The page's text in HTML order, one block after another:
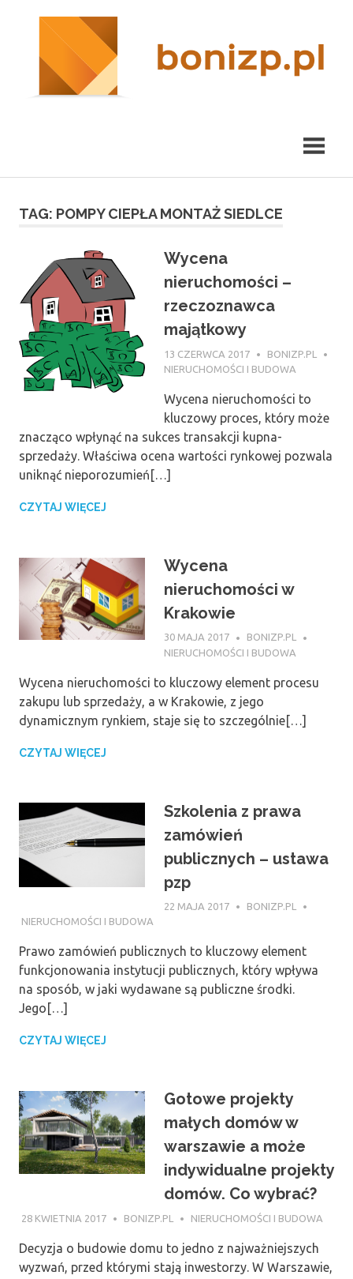
nieruchomości
Kraków
TAG: POMPY CIEPŁA MONTAŻ SIEDLCE
Wycena
nieruchomości –
rzeczoznawca
majątkowy
13 CZERWCA 2017
BONIZP.PL
NIERUCHOMOŚCI I BUDOWA
Wycena nieruchomości to
kluczowy proces, który może
znacząco wpłynąć na sukces transakcji kupna-
sprzedaży. Właściwa ocena wartości rynkowej pozwala
uniknąć nieporozumień[…]
CZYTAJ WIĘCEJ
Wycena
nieruchomości w
Krakowie
30 MAJA 2017
BONIZP.PL
NIERUCHOMOŚCI I BUDOWA
Wycena nieruchomości to kluczowy element procesu
zakupu lub sprzedaży, a w Krakowie, z jego
dynamicznym rynkiem, staje się to szczególnie[…]
CZYTAJ WIĘCEJ
Szkolenia z prawa
zamówień
publicznych – ustawa
pzp
22 MAJA 2017
BONIZP.PL
NIERUCHOMOŚCI I BUDOWA
Prawo zamówień publicznych to kluczowy element
funkcjonowania instytucji publicznych, który wpływa
na sposób, w jaki wydawane są publiczne środki.
Jego[…]
CZYTAJ WIĘCEJ
Gotowe projekty
małych domów w
warszawie a może
indywidualne projekty
domów. Co wybrać?
28 KWIETNIA 2017 BONIZP.PL NIERUCHOMOŚCI I BUDOWA
Decyzja o budowie domu to jedno z najważniejszych
wyzwań, przed którymi stają inwestorzy. W Warszawie,